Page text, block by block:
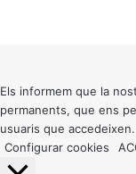
button
Els informem que la
permanents, que ens
usuaris que
Configurar cookies